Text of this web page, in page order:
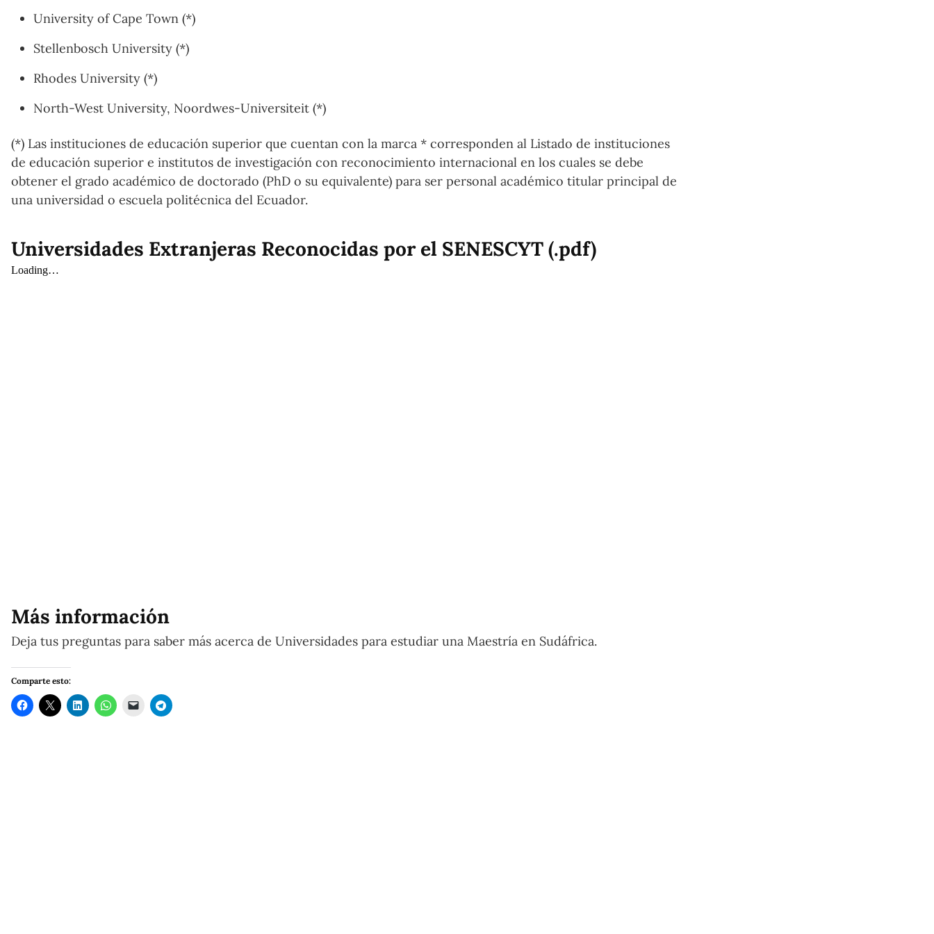
University of Cape Town (*)
Stellenbosch University (*)
Rhodes University (*)
North-West University, Noordwes-Universiteit (*)
(*) Las instituciones de educación superior que cuentan con la marca * corresponden al Listado de instituciones
de educación superior e institutos de investigación con reconocimiento internacional en los cuales se debe
obtener el grado académico de doctorado (PhD o su equivalente) para ser personal académico titular principal de
una universidad o escuela politécnica del Ecuador.
Universidades Extranjeras Reconocidas por el SENESCYT (.pdf)
Más información
Deja tus preguntas para saber más acerca de Universidades para estudiar una Maestría en Sudáfrica.
Comparte esto: